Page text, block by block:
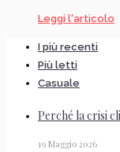
Leggi l'articolo
I più recenti
Più letti
Casuale
Perché la crisi
19 Maggio 2026